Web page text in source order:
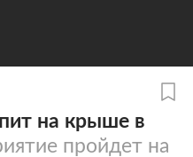
на крыше в
пройдет на